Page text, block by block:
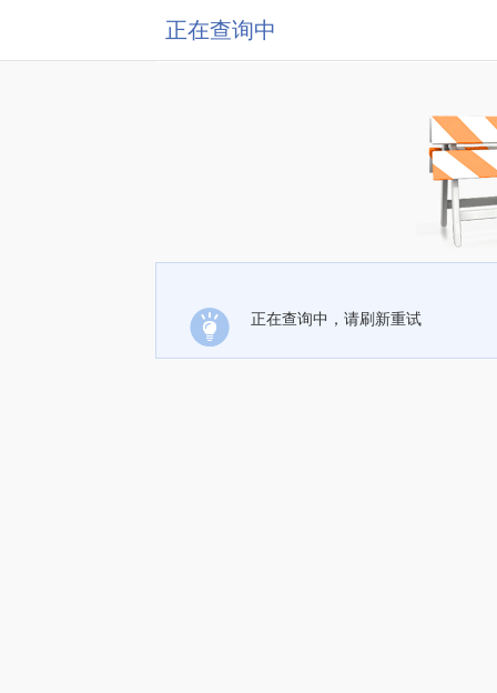
正在查询中
正在查询中，请刷新重试